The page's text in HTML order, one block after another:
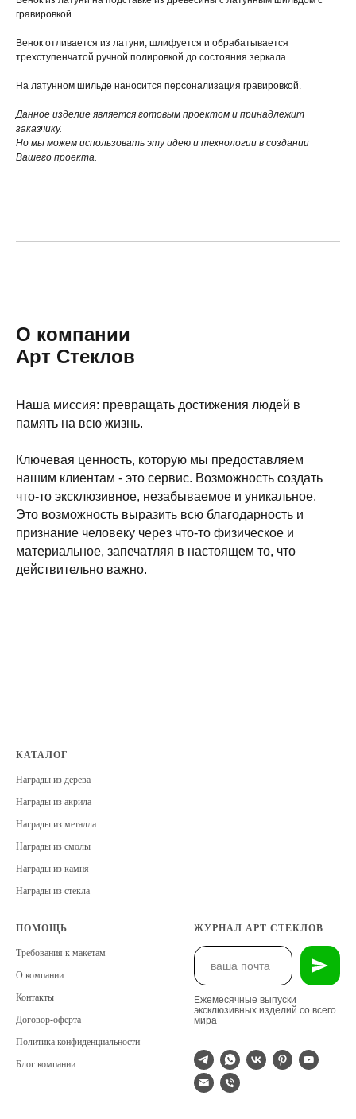
гравировкой.
Венок отливается из латуни, шлифуется и обрабатывается
трехступенчатой ручной полировкой до состояния зеркала.
На латунном шильде наносится персонализация гравировкой.
Данное изделие является готовым проектом и принадлежит
заказчику.
Но мы можем использовать эту идею и технологии в создании
Вашего проекта.
О компании
Арт Стеклов
Наша миссия: превращать достижения людей в
память на всю жизнь.
Ключевая ценность, которую мы предоставляем
нашим клиентам - это сервис. Возможность создать
что-то эксклюзивное, незабываемое и уникальное.
Это возможность выразить всю благодарность и
признание человеку через что-то физическое и
материальное, запечатляя в настоящем то, что
действительно важно.
КАТАЛОГ
Награды из дерева
Награды из акрила
Награды из металла
Награды из смолы
Награды из камня
Награды из стекла
ПОМОЩЬ
Требования к макетам
О компании
Контакты
Договор-оферта
Политика конфиденциальности
Блог компании
ЖУРНАЛ АРТ СТЕКЛОВ
Ежемесячные выпуски
эксклюзивных изделий со всего
мира